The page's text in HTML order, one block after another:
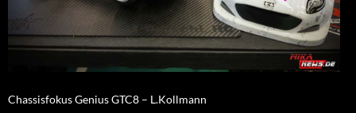
Chassisfokus Genius GTC8 – L.Kollmann